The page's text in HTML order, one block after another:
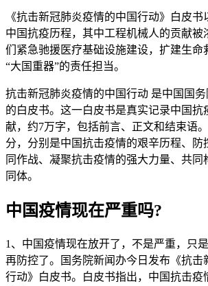
《抗击新冠肺炎疫情的中国行动》白皮书
中国抗疫历程，其中工程机械人的贡献被
们紧急驰援医疗基础设施建设，扩建生命
“大国重器”的责任担当。
抗击新冠肺炎疫情的中国行动 是中国国
的白皮书。这一白皮书是真实记录中国抗
献，约7万字，包括前言、正文和结束语
分，分别是中国抗击疫情的艰辛历程、防
同作战、凝聚抗击疫情的强大力量、共同
同体。
中国疫情现在严重吗?
1、中国疫情现在放开了，不是严重，只
再防控了。国务院新闻办今日发布《抗击
行动》白皮书。白皮书指出，中国抗击疫